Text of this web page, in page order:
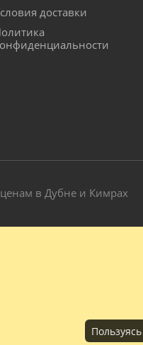
доставки
в Дубне и Кимрах